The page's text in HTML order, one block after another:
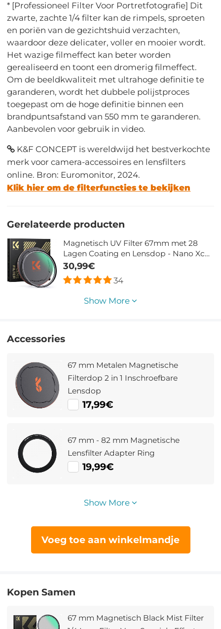
* [Professioneel Filter Voor Portretfotografie] Dit
zwarte, zachte 1/4 filter kan de rimpels, sproeten
en poriën van de gezichtshuid verzachten,
waardoor deze delicater, voller en mooier wordt.
Het wazige filmeffect kan beter worden
gerealiseerd en toont een dromerig filmeffect.
Om de beeldkwaliteit met ultrahoge definitie te
garanderen, wordt het dubbele polijstproces
toegepast om de hoge definitie binnen een
brandpuntsafstand van 550 mm te garanderen.
Aanbevolen voor gebruik in video.
K&F CONCEPT is wereldwijd het bestverkochte
merk voor camera-accessoires en lensfilters
online. Bron: Euromonitor, 2024.
Klik hier om de filterfuncties te bekijken
Gerelateerde producten
Magnetisch UV Filter 67mm met 28
Lagen Coating en Lensdop - Nano Xcel
Serie
30,99€
34
Show More
Accessories
67 mm Metalen Magnetische
Filterdop 2 in 1 Inschroefbare
Lensdop
17,99€
67 mm - 82 mm Magnetische
Lensfilter Adapter Ring
19,99€
Show More
Voeg toe aan winkelmandje
Kopen Samen
67 mm Magnetisch Black Mist Filter